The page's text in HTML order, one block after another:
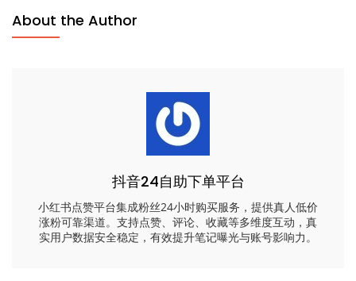
About the Author
抖音24自助下单平台
小红书点赞平台集成粉丝24小时购买服务，提供真人低价
涨粉可靠渠道。支持点赞、评论、收藏等多维度互动，真
实用户数据安全稳定，有效提升笔记曝光与账号影响力。